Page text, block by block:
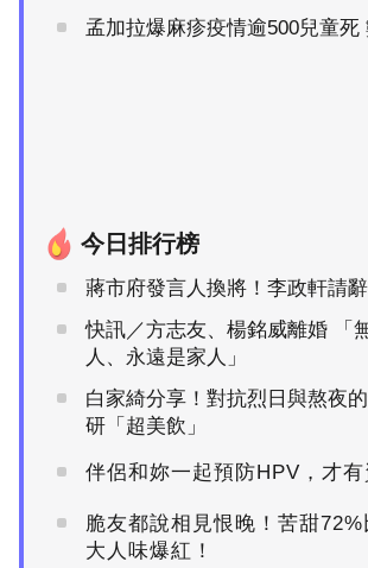
孟加拉爆麻疹疫情逾500兒童死
今日排行榜
蔣市府發言人換將！李政軒請
快訊／方志友、楊銘威離婚 「
人、永遠是家人」
白家綺分享！對抗烈日與熬夜
研「超美飲」
伴侶和妳一起預防HPV，才有
脆友都說相見恨晚！苦甜72%
大人味爆紅！